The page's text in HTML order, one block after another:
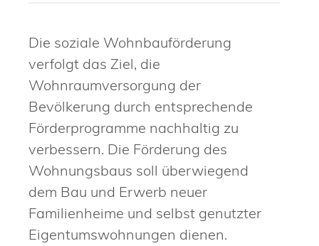
Die soziale Wohnbauförderung
verfolgt das Ziel, die
Wohnraumversorgung der
Bevölkerung durch entsprechende
Förderprogramme nachhaltig zu
verbessern. Die Förderung des
Wohnungsbaus soll überwiegend
dem Bau und Erwerb neuer
Familienheime und selbst genutzter
Eigentumswohnungen dienen.